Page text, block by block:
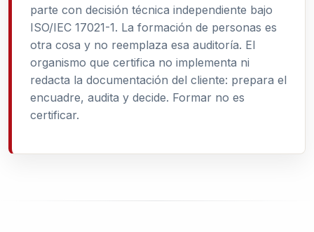
parte con decisión técnica independiente bajo
ISO/IEC 17021-1. La formación de personas es
otra cosa y no reemplaza esa auditoría. El
organismo que certifica no implementa ni
redacta la documentación del cliente: prepara el
encuadre, audita y decide. Formar no es
certificar.